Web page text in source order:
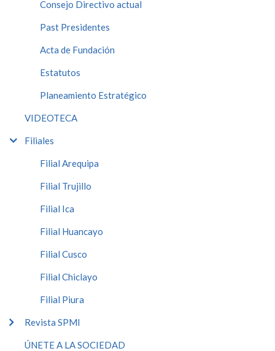
Consejo Directivo actual
Past Presidentes
Acta de Fundación
Estatutos
Planeamiento Estratégico
VIDEOTECA
Filiales
Filial Arequipa
Filial Trujillo
Filial Ica
Filial Huancayo
Filial Cusco
Filial Chiclayo
Filial Piura
Revista SPMI
ÚNETE A LA SOCIEDAD